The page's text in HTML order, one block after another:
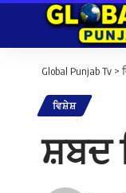
Global Punjab Tv >
ਵਿਸ਼ੇਸ਼
ਸ਼ਬਦ